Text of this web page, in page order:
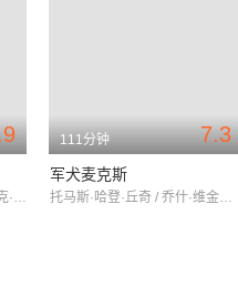
汤姆·哈迪 / 乔尔·埃哲顿 / 尼克·诺特
7.3
111分钟
军犬麦克斯
托马斯·哈登·丘奇 / 乔什·维金斯 / 卢克·克莱恩坦克